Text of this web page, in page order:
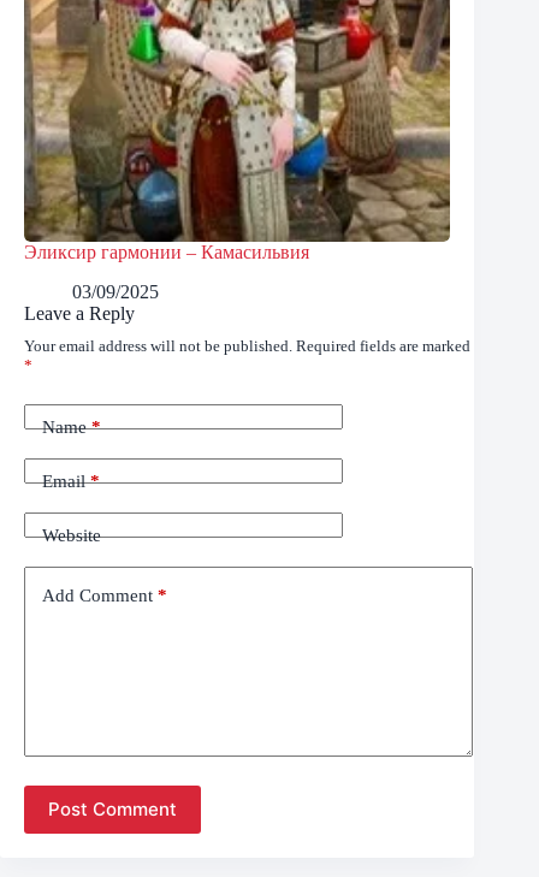
Эликсир гармонии – Камасильвия
03/09/2025
Leave a Reply
Your email address will not be published. Required fields are marked
*
Name*
Email*
Website
Add Comment *
Post Comment